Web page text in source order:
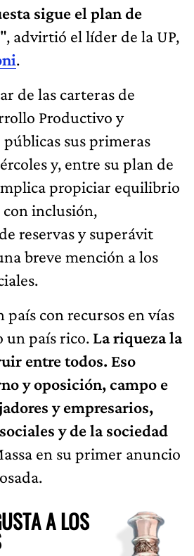
sigue el plan de
", advirtió el líder de la UP,
.
de las carteras de
Productivo y
sus primeras
y, entre su plan de
propiciar equilibrio
inclusión,
reservas y superávit
breve mención a los
con recursos en vías
un país rico. La riqueza la
entre todos. Eso
y oposición, campo e
y empresarios,
y de la sociedad
en su primer anuncio
A LOS